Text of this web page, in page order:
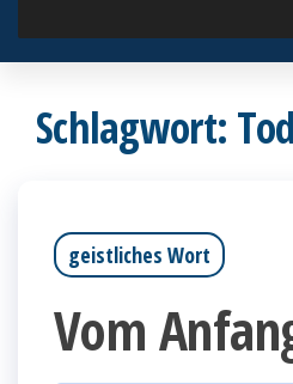
Schlagwort: Tod
geistliches Wort
Vom